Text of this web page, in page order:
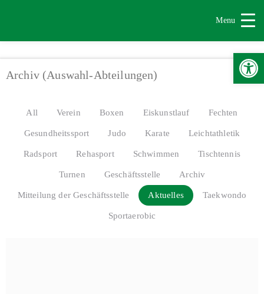
Menu
Archiv (Auswahl-Abteilungen)
All Verein Boxen Eiskunstlauf Fechten
Gesundheitssport Judo Karate Leichtathletik
Radsport Rehasport Schwimmen Tischtennis
Turnen Geschäftsstelle Archiv
Mitteilung der Geschäftsstelle Aktuelles Taekwondo
Sportaerobic